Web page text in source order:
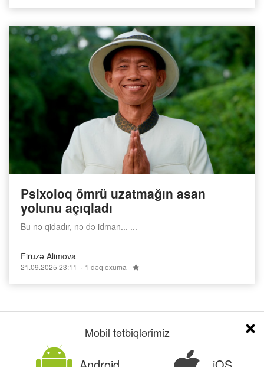
Psixoloq ömrü uzatmağın asan
yolunu açıqladı
Bu nə qidadır, nə də idman... ...
Firuzə Alimova
21.09.2025 23:11 1 dəq oxuma
Mobil tətbiqlərimiz